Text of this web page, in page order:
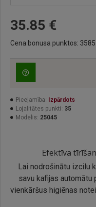
Pieejamība:
Izpārdots
Lojalitātes punkti: 35
Modelis: 25045
35.85 €
Cena bonusa punktos: 3585
Efektīva
Lai nodrošinātu izcilu
savu kafijas automātu
vienkāršus higiēnas